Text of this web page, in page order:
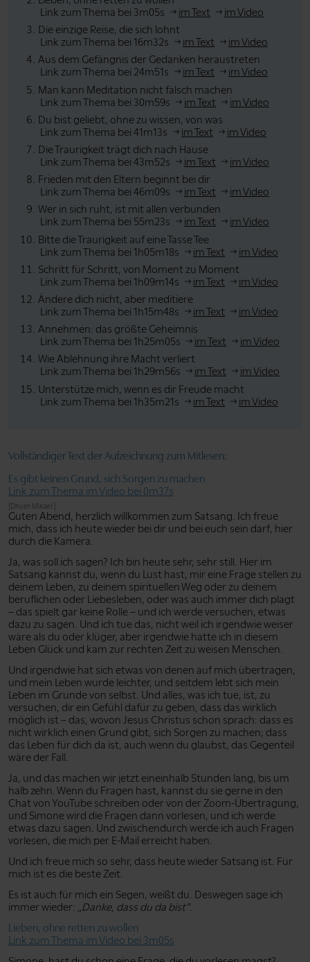
Link zum Thema bei 3m05s
im Text
im Video
Die einzige Reise, die sich lohnt
Link zum Thema bei 16m32s
im Text
im Video
Aus dem Gefängnis der Gedanken heraustreten
Link zum Thema bei 24m51s
im Text
im Video
Man kann Meditation nicht falsch machen
Link zum Thema bei 30m59s
im Text
im Video
Du bist geliebt, ohne zu wissen, von was
Link zum Thema bei 41m13s
im Text
im Video
Die Traurigkeit trägt dich nach Hause
Link zum Thema bei 43m52s
im Text
im Video
Frieden mit den Eltern beginnt bei dir
Link zum Thema bei 46m09s
im Text
im Video
Wer in sich ruht, ist mit allen verbunden
Link zum Thema bei 55m23s
im Text
im Video
Bitte die Traurigkeit auf eine Tasse Tee
Link zum Thema bei 1h05m18s
im Text
im Video
Schritt für Schritt, von Moment zu Moment
Link zum Thema bei 1h09m14s
im Text
im Video
Ändere dich nicht, aber meditiere
Link zum Thema bei 1h15m48s
im Text
im Video
Annehmen: das größte Geheimnis
Link zum Thema bei 1h25m05s
im Text
im Video
Wie Ablehnung ihre Macht verliert
Link zum Thema bei 1h29m56s
im Text
im Video
Unterstütze mich, wenn es dir Freude macht
Link zum Thema bei 1h35m21s
im Text im Video
Vollständiger Text der Aufzeichnung zum Mitlesen:
Es gibt keinen Grund, sich Sorgen zu machen
Link zum Thema im Video bei 0m37s
[Dhyan Mikael:]
Guten Abend, herzlich willkommen zum Satsang. Ich freue
mich, dass ich heute wieder bei dir und bei euch sein darf, hier
durch die Kamera.
Ja, was soll ich sagen? Ich bin heute sehr, sehr still. Hier im
Satsang kannst du, wenn du Lust hast, mir eine Frage stellen zu
deinem Leben, zu deinem spirituellen Weg oder zu deinem
beruflichen oder Liebesleben, oder was auch immer dich plagt
– das spielt gar keine Rolle – und ich werde versuchen, etwas
dazu zu sagen. Und ich tue das, nicht weil ich irgendwie weiser
wäre als du oder klüger, aber irgendwie hatte ich in diesem
Leben Glück und kam zur rechten Zeit zu weisen Menschen.
Und irgendwie hat sich etwas von denen auf mich übertragen,
und mein Leben wurde leichter, und seitdem lebt sich mein
Leben im Grunde von selbst. Und alles, was ich tue, ist, zu
versuchen, dir ein Gefühl dafür zu geben, dass das wirklich
möglich ist – das, wovon Jesus Christus schon sprach: dass es
nicht wirklich einen Grund gibt, sich Sorgen zu machen; dass
das Leben für dich da ist, auch wenn du glaubst, das Gegenteil
wäre der Fall.
Ja, und das machen wir jetzt eineinhalb Stunden lang, bis um
halb zehn. Wenn du Fragen hast, kannst du sie gerne in den
Chat von YouTube schreiben oder von der Zoom-Übertragung,
und Simone wird die Fragen dann vorlesen, und ich werde
etwas dazu sagen. Und zwischendurch werde ich auch Fragen
vorlesen, die mich per E-Mail erreicht haben.
Und ich freue mich so sehr, dass heute wieder Satsang ist. Für
mich ist es die beste Zeit.
Es ist auch für mich ein Segen, weißt du. Deswegen sage ich
immer wieder:
„Danke, dass du da bist”.
Lieben, ohne retten zu wollen
Link zum Thema im Video bei 3m05s